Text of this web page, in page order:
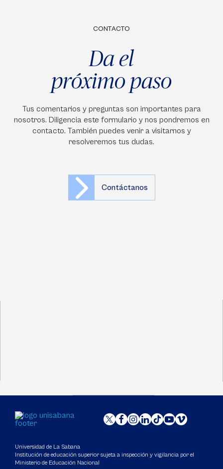
CONTACTO
Da el
próximo paso
Tus comentarios y preguntas son importantes para
nosotros. Diligencia este formulario y nos pondremos en
contacto. También puedes venir a visitarnos y
resolveremos tus dudas.
Contáctanos
Universidad de La Sabana
Institución de educación superior sujeta a inspección y vigilancia por el
Ministerio de Educación Nacional